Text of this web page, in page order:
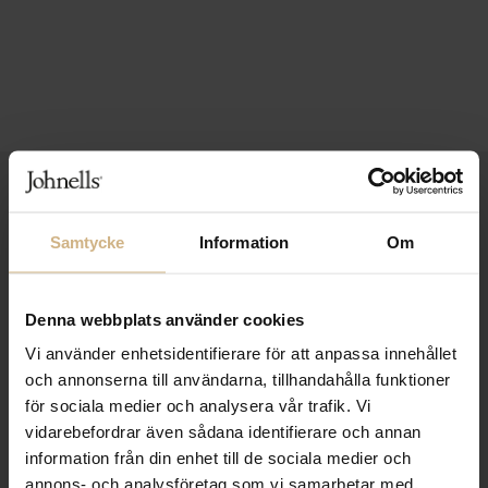
Samtycke Information Om
Denna webbplats använder cookies
Vi använder enhetsidentifierare för att anpassa innehållet
och annonserna till användarna, tillhandahålla funktioner
för sociala medier och analysera vår trafik. Vi
vidarebefordrar även sådana identifierare och annan
information från din enhet till de sociala medier och
annons- och analysföretag som vi samarbetar med.
FRI FRAKT FRÅN 999 KR
SAMLA BONUS I KUNDKLUBBEN
Håll dig uppdaterad
PRENUMERERA PÅ VÅRT NYHETSBREV
Kvinna Man